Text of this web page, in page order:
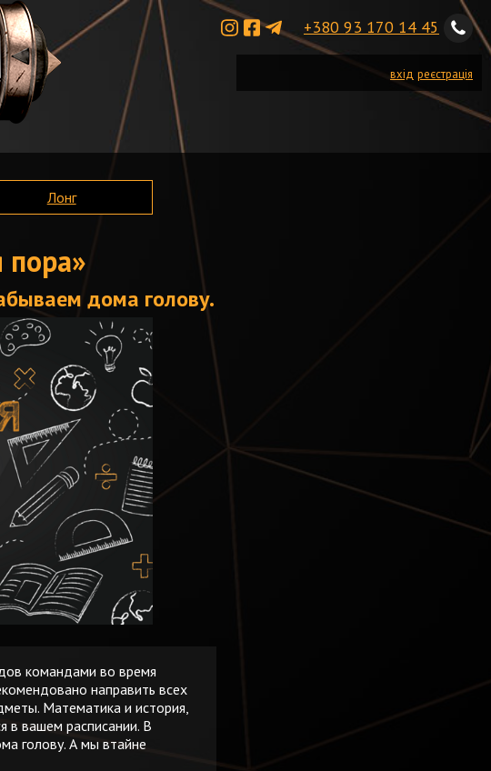
+380 93 170 14 45
вхід реєстрація
Лонг
дома голову.
командами во время
направить всех
Математика и история,
в вашем расписании. В
голову. А мы втайне